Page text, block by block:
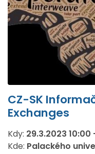
CZ-SK
Exchanges
Kdy: 29.3.2023 10:00
Kde: Palackého